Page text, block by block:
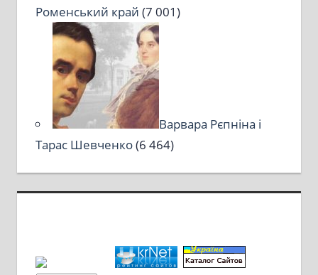
Роменський край (7 001)
Варвара Рєпніна і
Тарас Шевченко(6 464)